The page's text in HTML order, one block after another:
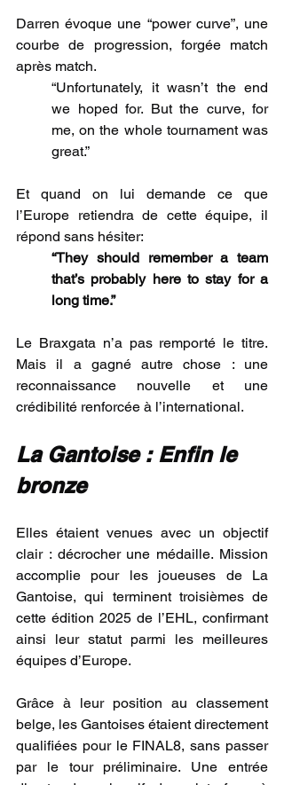
Darren évoque une “power curve”, une
courbe de progression, forgée match
après match.
“Unfortunately, it wasn’t the end
we hoped for. But the curve, for
me, on the whole tournament was
great.”
Et quand on lui demande ce que
l’Europe retiendra de cette équipe, il
répond sans hésiter:
“They should remember a team
that’s probably here to stay for a
long time.”
Le Braxgata n’a pas remporté le titre.
Mais il a gagné autre chose : une
reconnaissance nouvelle et une
crédibilité renforcée à l’international.
La Gantoise : Enfin le
bronze
Elles étaient venues avec un objectif
clair : décrocher une médaille. Mission
accomplie pour les joueuses de La
Gantoise, qui terminent troisièmes de
cette édition 2025 de l’EHL, confirmant
ainsi leur statut parmi les meilleures
équipes d’Europe.
Grâce à leur position au classement
belge, les Gantoises étaient directement
qualifiées pour le FINAL8, sans passer
par le tour préliminaire. Une entrée